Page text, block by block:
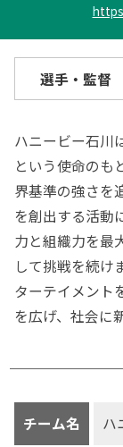
選手・監督
ハニービー石川
という使命のも
界基準の強さを
を創出する活動
力と組織力を最
して挑戦を続け
ターテイメント
を広げ、社会に
チーム名 ハ